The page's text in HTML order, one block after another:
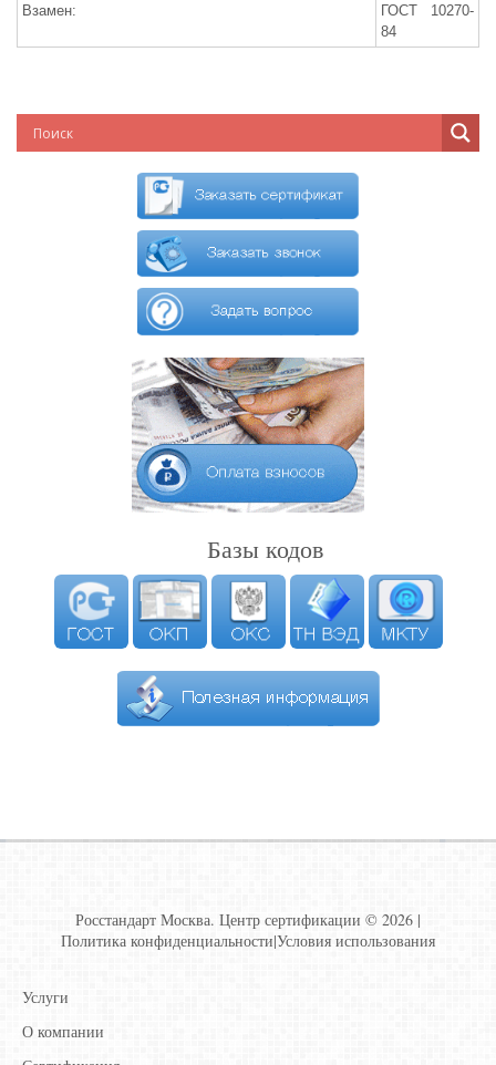
Взамен:
ГОСТ 10270-
84
Базы кодов
Росстандарт Москва. Центр сертификации © 2026 |
Политика конфиденциальности|Условия использования
Услуги
О компании